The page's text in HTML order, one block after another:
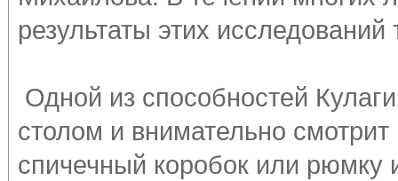
результаты этих
Одной из способностей
столом и внимательно
спичечный коробок или рюмку